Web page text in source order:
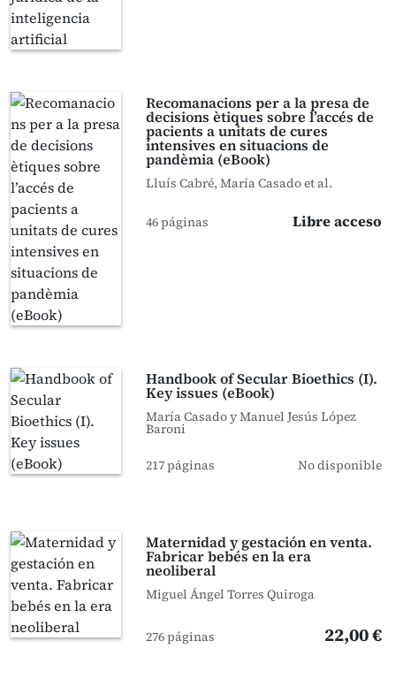
Recomanacions per a la presa de
decisions ètiques sobre l’accés de
pacients a unitats de cures
intensives en situacions de
pandèmia (eBook)
Lluís Cabré, María Casado et al.
46 páginas Libre acceso
Handbook of Secular Bioethics (I).
Key issues (eBook)
María Casado y Manuel Jesús López
Baroni
217 páginas No disponible
Maternidad y gestación en venta.
Fabricar bebés en la era
neoliberal
Miguel Ángel Torres Quiroga
276 páginas 22,00 €